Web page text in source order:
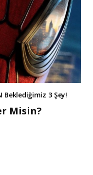
Beklediğimiz 3 Şey!
Misin?